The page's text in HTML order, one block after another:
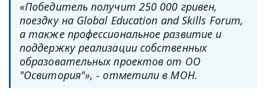
«Победитель получит 250 000 гривен,
поездку на Global Education and Skills Forum,
а также профессиональное развитие и
поддержку реализации собственных
образовательных проектов от ОО
"Освитория"», - отметили в МОН.